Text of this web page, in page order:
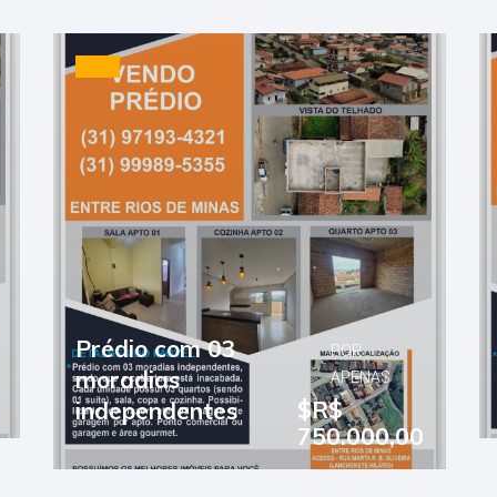
Casa de 04 quartos
(sendo 01 suíte)
POR
APENAS
$R$
750.000,00